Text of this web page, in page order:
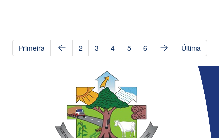
Primeira 2 3 4 5 6 Última